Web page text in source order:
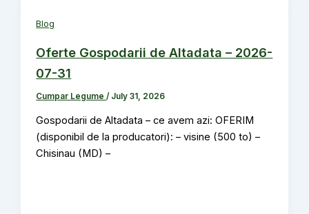
Blog
Oferte Gospodarii de Altadata – 2026-
07-31
Cumpar Legume/ July 31, 2026
Gospodarii de Altadata – ce avem azi: OFERIM
(disponibil de la producatori): – visine (500 to) –
Chisinau (MD) –